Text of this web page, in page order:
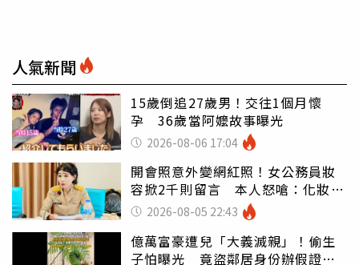
人氣新聞
15歲倒追27歲男！交往1個月懷
孕 36歲當阿嬤故事曝光
2026-08-06 17:04
開會照意外變網紅照！女公務員妝
容掀2千則留言 本人怒嗆：化妝有
錯嗎2026-08-05 22:43
億萬富豪遭兒「大義滅親」！偷生
子怕曝光 竟盜鄰居身份辦假證落